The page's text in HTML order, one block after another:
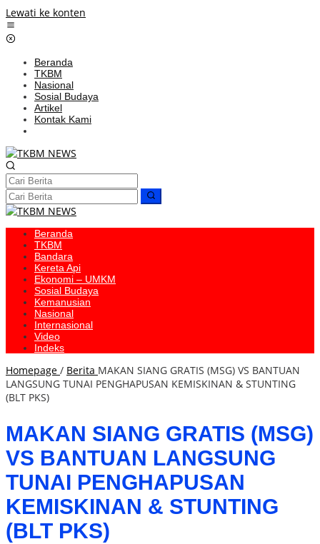
Lewati ke konten
Beranda
TKBM
Nasional
Sosial Budaya
Artikel
Kontak Kami
Beranda
TKBM
Bandara
Kereta Api
Ekonomi – UMKM
Sosial Budaya
Kemanusian
Nasional
Internasional
Video
Indeks
Homepage / Berita MAKAN SIANG GRATIS (MSG) VS BANTUAN
LANGSUNG TUNAI PENGHAPUSAN KEMISKINAN & STUNTING
(BLT PKS)
MAKAN SIANG GRATIS (MSG)
VS BANTUAN LANGSUNG
TUNAI PENGHAPUSAN
KEMISKINAN & STUNTING
(BLT PKS)